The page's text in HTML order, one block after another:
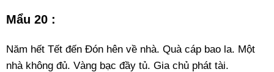
Mẩu 20 :
Năm hết Tết đến Đón hên về nhà. Quà cáp bao la. Một
nhà không đủ. Vàng bạc đầy tủ. Gia chủ phát tài.